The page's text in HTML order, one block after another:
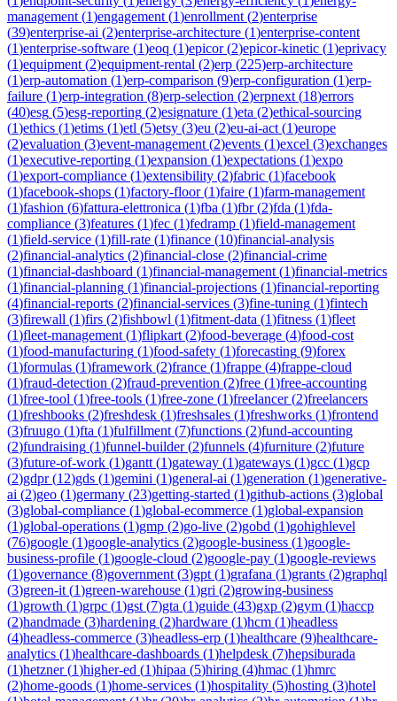
management (1)engagement (1)enrollment (2)enterprise
(39)enterprise-ai (2)enterprise-architecture (1)enterprise-content
(1)enterprise-software (1)eoq (1)epicor(2)epicor-kinetic (1)eprivacy
(1)equipment (2)equipment-rental (2)erp (225)erp-architecture
(1)erp-automation (1)erp-comparison (9)erp-configuration (1)erp-
failure (1)erp-integration (8)erp-selection (2)erpnext (18)errors
(40)esg (5)esg-reporting (2)esignature (1)eta (2)ethical-sourcing
(1)ethics (1)etims (1)etl (5)etsy (3)eu (2)eu-ai-act (1)europe
(2)evaluation (3)event-management (2)events (1)excel (3)exchanges
(1)executive-reporting (1)expansion (1)expectations (1)expo
(1)export-compliance (1)extensibility (2)fabric (1)facebook
(1)facebook-shops (1)factory-floor(1)faire (1)farm-management
(1)fashion (6)fattura-elettronica (1)fba (1)fbr(2)fda (1)fda-
compliance (3)features (1)fec (1)fedramp (1)field-management
(1)field-service (1)fill-rate (1)finance (10)financial-analysis
(2)financial-analytics (2)financial-close (2)financial-crime
(1)financial-dashboard (1)financial-management (1)financial-metrics
(1)financial-planning (1)financial-projections (1)financial-reporting
(4)financial-reports (2)financial-services (3)fine-tuning (1)fintech
(3)firewall (1)firs (2)fishbowl (1)fitment-data (1)fitness (1)fleet
(1)fleet-management (1)flipkart (2)food-beverage (4)food-cost
(1)food-manufacturing (1)food-safety (1)forecasting (9)forex
(1)formulas (1)framework (2)france (1)frappe (4)frappe-cloud
(1)fraud-detection (2)fraud-prevention (2)free (1)free-accounting
(1)free-tool (1)free-tools (1)free-zone (1)freelancer(2)freelancers
(1)freshbooks (2)freshdesk (1)freshsales (1)freshworks (1)frontend
(3)fruugo (1)fta (1)fulfillment (7)functions (2)fund-accounting
(2)fundraising (1)funnel-builder(2)funnels (4)furniture (2)future
(3)future-of-work (1)gantt (1)gateway (1)gateways (1)gcc (1)gcp
(2)gdpr(12)gds (1)gemini (1)general-ai (1)generation (1)generative-
ai (2)geo (1)germany (23)getting-started (1)github-actions (3)global
(3)global-compliance (1)global-ecommerce (1)global-expansion
(1)global-operations (1)gmp (2)go-live (2)gobd (1)gohighlevel
(76)google (1)google-analytics (2)google-business (1)google-
business-profile (1)google-cloud (2)google-pay (1)google-reviews
(1)governance (8)government (3)gpt (1)grafana (1)grants (2)graphql
(3)green-it (1)green-warehouse (1)gri (2)growing-business
(1)growth (1)grpc (1)gst (7)gta (1)guide (43)gxp (2)gym (1)haccp
(2)handmade (3)hardening (2)hardware (1)hcm (1)headless
(4)headless-commerce (3)headless-erp (1)healthcare (9)healthcare-
analytics (1)healthcare-dashboards (1)helpdesk (7)hepsiburada
(1)hetzner(1)higher-ed (1)hipaa (5)hiring (4)hmac (1)hmrc
(2)home-goods (1)home-services (1)hospitality (5)hosting (3)hotel